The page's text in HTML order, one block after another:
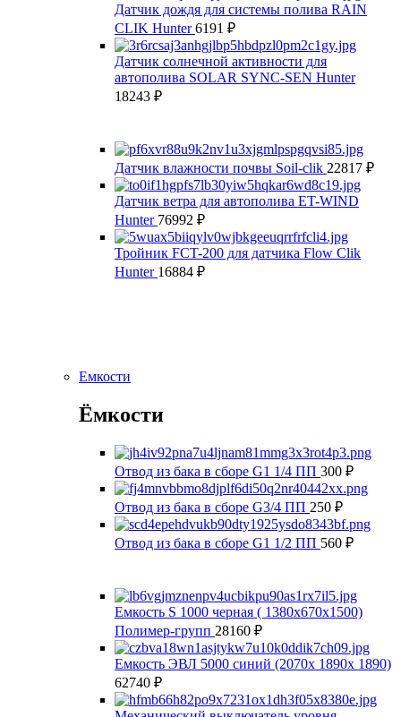
Датчик дождя для системы полива RAIN
CLIK Hunter6191 ₽
Датчик солнечной активности для
автополива SOLAR SYNC-SEN Hunter
18243 ₽
Датчик влажности почвы Soil-clik 22817 ₽
Датчик ветра для автополива ET-WIND
Hunter 76992 ₽
Тройник FCT-200 для датчика Flow Clik
Hunter 16884 ₽
Емкости
Ёмкости
Отвод из бака в сборе G1 1/4 ПП 300 ₽
Отвод из бака в сборе G3/4 ПП 250 ₽
Отвод из бака в сборе G1 1/2 ПП 560 ₽
Емкость S 1000 черная ( 1380x670x1500)
Полимер-групп 28160 ₽
Емкость ЭВЛ 5000 синий (2070х 1890х 1890)
62740 ₽